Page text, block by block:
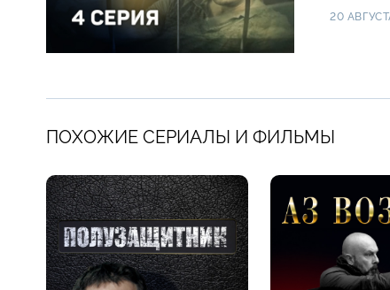
20
ПОХОЖИЕ СЕРИАЛЫ И ФИЛЬМЫ